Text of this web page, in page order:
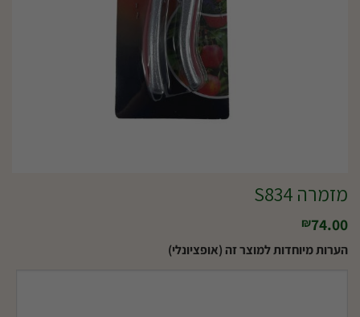
מזמרה S834
₪74.00
הערות מיוחדות למוצר זה (אופציונלי)